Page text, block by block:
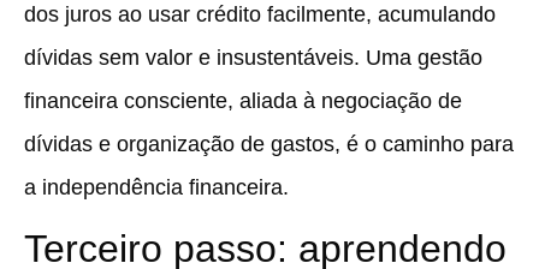
dos juros ao usar crédito facilmente, acumulando
dívidas sem valor e insustentáveis. Uma gestão
financeira consciente, aliada à negociação de
dívidas e organização de gastos, é o caminho para
a independência financeira.
Terceiro passo: aprendendo